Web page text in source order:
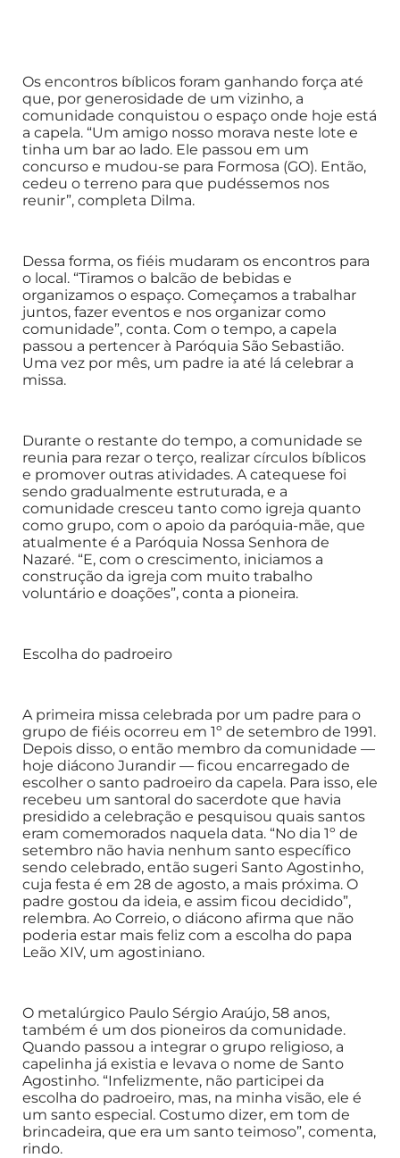
Os encontros bíblicos foram ganhando força até
que, por generosidade de um vizinho, a
comunidade conquistou o espaço onde hoje está
a capela. “Um amigo nosso morava neste lote e
tinha um bar ao lado. Ele passou em um
concurso e mudou-se para Formosa (GO). Então,
cedeu o terreno para que pudéssemos nos
reunir”, completa Dilma.
Dessa forma, os fiéis mudaram os encontros para
o local. “Tiramos o balcão de bebidas e
organizamos o espaço. Começamos a trabalhar
juntos, fazer eventos e nos organizar como
comunidade”, conta. Com o tempo, a capela
passou a pertencer à Paróquia São Sebastião.
Uma vez por mês, um padre ia até lá celebrar a
missa.
Durante o restante do tempo, a comunidade se
reunia para rezar o terço, realizar círculos bíblicos
e promover outras atividades. A catequese foi
sendo gradualmente estruturada, e a
comunidade cresceu tanto como igreja quanto
como grupo, com o apoio da paróquia-mãe, que
atualmente é a Paróquia Nossa Senhora de
Nazaré. “E, com o crescimento, iniciamos a
construção da igreja com muito trabalho
voluntário e doações”, conta a pioneira.
Escolha do padroeiro
A primeira missa celebrada por um padre para o
grupo de fiéis ocorreu em 1º de setembro de 1991.
Depois disso, o então membro da comunidade —
hoje diácono Jurandir — ficou encarregado de
escolher o santo padroeiro da capela. Para isso, ele
recebeu um santoral do sacerdote que havia
presidido a celebração e pesquisou quais santos
eram comemorados naquela data. “No dia 1º de
setembro não havia nenhum santo específico
sendo celebrado, então sugeri Santo Agostinho,
cuja festa é em 28 de agosto, a mais próxima. O
padre gostou da ideia, e assim ficou decidido”,
relembra. Ao Correio, o diácono afirma que não
poderia estar mais feliz com a escolha do papa
Leão XIV, um agostiniano.
O metalúrgico Paulo Sérgio Araújo, 58 anos,
também é um dos pioneiros da comunidade.
Quando passou a integrar o grupo religioso, a
capelinha já existia e levava o nome de Santo
Agostinho. “Infelizmente, não participei da
escolha do padroeiro, mas, na minha visão, ele é
um santo especial. Costumo dizer, em tom de
brincadeira, que era um santo teimoso”, comenta,
rindo.